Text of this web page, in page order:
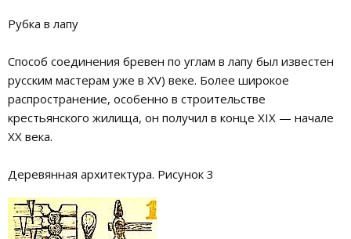
Рубка в лапу
Способ соединения бревен по углам в лапу был известен
русским мастерам уже в XV) веке. Более широкое
распространение, особенно в строительстве
крестьянского жилища, он получил в конце XIX — начале
XX века.
Деревянная архитектура. Рисунок 3